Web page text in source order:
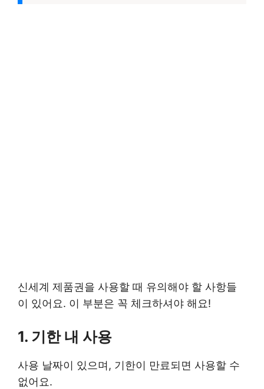
신세계 제품권을 사용할 때 유의해야 할 사항들
이 있어요. 이 부분은 꼭 체크하셔야 해요!
1. 기한 내 사용
사용 날짜이 있으며, 기한이 만료되면 사용할 수
없어요.